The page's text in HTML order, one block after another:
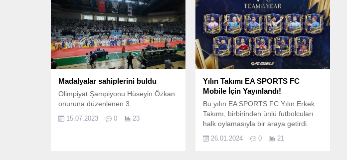
Madalyalar sahiplerini buldu
Olimpiyat Şampiyonu Hüseyin Özkan
onuruna düzenlenen 3.
15.07.2023 0 23
Yılın Takımı EA SPORTS FC
Mobile İçin Yayınlandı!
Bu yılın EA SPORTS FC Yılın Erkek
Takımı, birbirinden ünlü futbolcuları
halk oylamasıyla bir araya getirdi.
26.01.2024 0 21